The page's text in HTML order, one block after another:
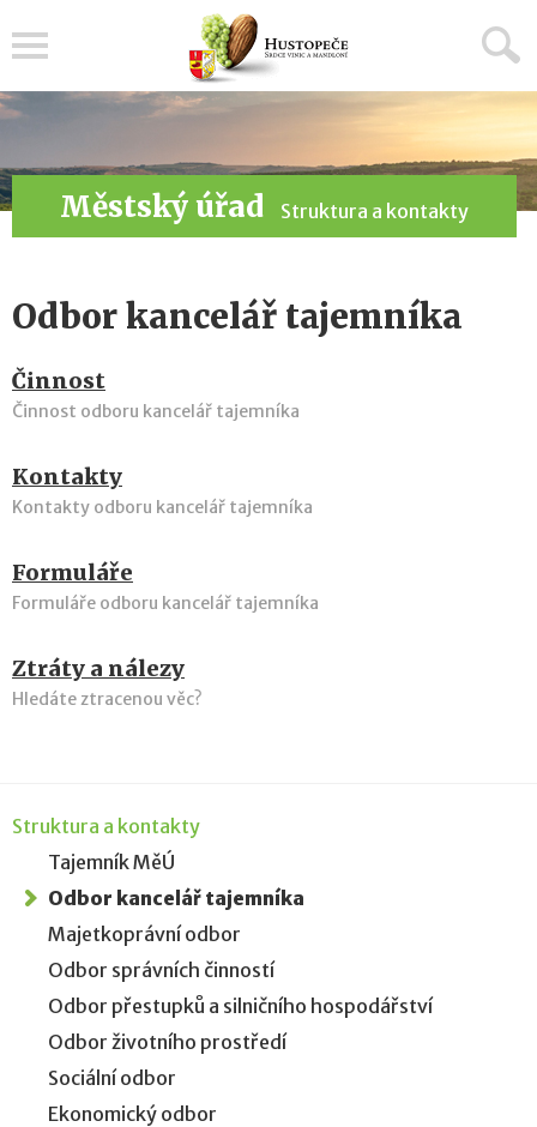
Městský úřad Struktura a kontakty
Odbor kancelář tajemníka
Činnost
Činnost odboru kancelář tajemníka
Kontakty
Kontakty odboru kancelář tajemníka
Formuláře
Formuláře odboru kancelář tajemníka
Ztráty a nálezy
Hledáte ztracenou věc?
Struktura a kontakty
Tajemník MěÚ
Odbor kancelář tajemníka
Majetkoprávní odbor
Odbor správních činností
Odbor přestupků a silničního hospodářství
Odbor životního prostředí
Sociální odbor
Ekonomický odbor